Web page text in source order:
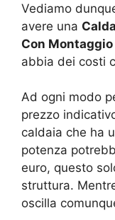
Vediamo
avere una
Con
abbia dei costi
Ad ogni modo
prezzo
caldaia che ha
potenza
euro, questo
struttura.
oscilla